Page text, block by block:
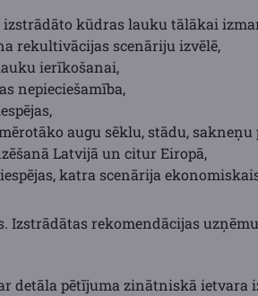
izstrādāto kūdras lauku tālākai
rekultivācijas scenāriju izvēlē,
ierīkošanai,
nepieciešamība,
augu sēklu, stādu, sakneņu
Latvijā un citur Eiropā,
katra scenārija
Izstrādātas rekomendācijas
ar detāla pētījuma zinātniskā ietvara